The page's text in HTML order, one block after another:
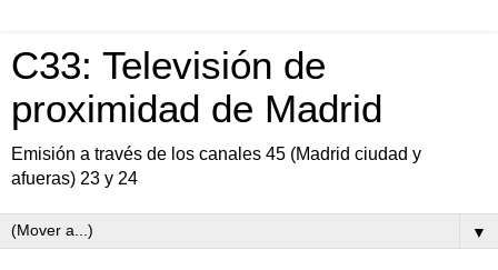
C33: Televisión de
proximidad de Madrid
Emisión a través de los canales 45 (Madrid ciudad y
afueras) 23 y 24
▼